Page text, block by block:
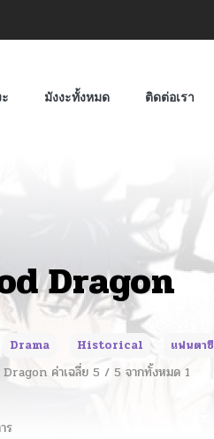
มังงะทั้งหมด ติดต่อเรา
Dragon
Drama Historical แฟนตาซี
Dragon ค่าเฉลี่ย 5 / 5 จากทั้งหมด 1
ร